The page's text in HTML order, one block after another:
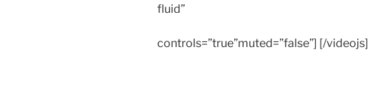
fluid”
controls=”true”muted=”false”] [/videojs]